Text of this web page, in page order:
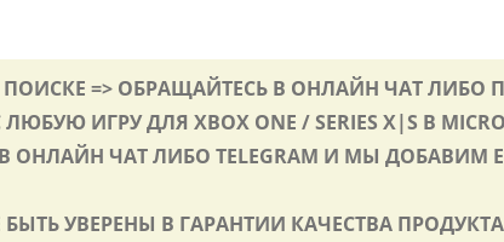
=> ОБРАЩАЙТЕСЬ В ОНЛАЙН ЧАТ ЛИБО
ИГРУ ДЛЯ XBOX ONE / SERIES X|S В
ОНЛАЙН ЧАТ ЛИБО TELEGRAM И МЫ
УВЕРЕНЫ В ГАРАНТИИ КАЧЕСТВА ПРОДУКТА